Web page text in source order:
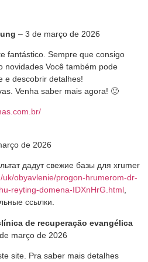
– 3 de março de 2026
fantástico. Sempre que consigo
novidades Você também pode
e descobrir detalhes!
Venha saber mais agora! 🙂
de 2026
дадут свежие базы для xrumer
uk/obyavlenie/progon-hrumerom-dr-
reyting-domena-IDXnHrG.html
ссылки.
de recuperação evangélica
março de 2026
site. Pra saber mais detalhes